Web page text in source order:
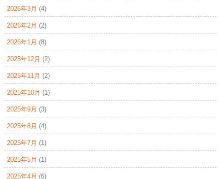
2026年3月 (4)
2026年2月 (2)
2026年1月 (8)
2025年12月 (2)
2025年11月 (2)
2025年10月 (1)
2025年9月 (3)
2025年8月 (4)
2025年7月 (1)
2025年5月 (1)
2025年4月 (6)